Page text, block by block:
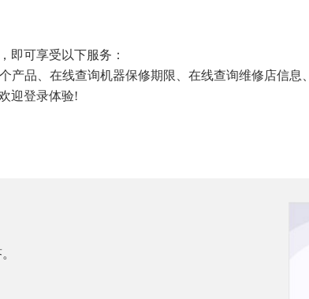
即可享受以下服务：
产品、在线查询机器保修期限、在线查询维修店信
迎登录体验!